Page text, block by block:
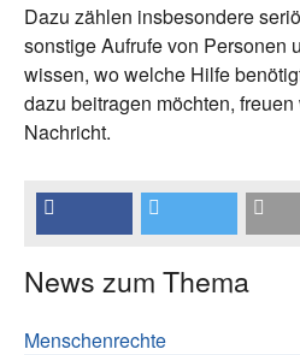
Dazu zählen insbesondere
sonstige Aufrufe von Personen
wissen, wo welche Hilfe
dazu beitragen möchten,
Nachricht.
News zum Thema
Menschenrechte